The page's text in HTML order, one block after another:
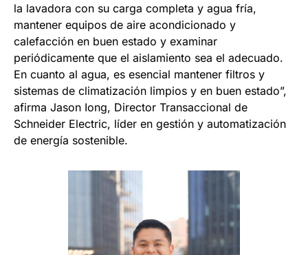
la lavadora con su carga completa y agua fría,
mantener equipos de aire acondicionado y
calefacción en buen estado y examinar
periódicamente que el aislamiento sea el adecuado.
En cuanto al agua, es esencial mantener filtros y
sistemas de climatización limpios y en buen estado”,
afirma Jason Iong, Director Transaccional de
Schneider Electric, líder en gestión y automatización
de energía sostenible.